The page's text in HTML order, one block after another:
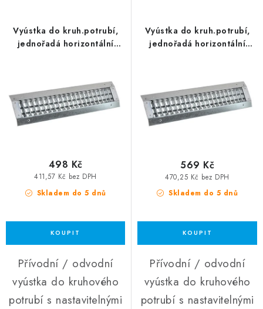
Vyústka do kruh.potrubí,
jednořadá horizontální
Skladem do 5 dnů
411,57 Kč bez DPH
498 Kč
Přívodní / odvodní
vyústka do kruhového
potrubí s nastavitelnými
Vyústka do kruh.potrubí,
jednořadá horizontální
Skladem do 5 dnů
470,25 Kč bez DPH
569 Kč
Přívodní / odvodní
vyústka do kruhového
potrubí s nastavitelnými